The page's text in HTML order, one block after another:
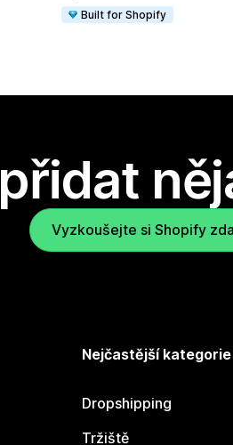
Built for Shopify
Vyzkoušejte si Shopify
Nejčastější kategorie
Dropshipping
Tržiště